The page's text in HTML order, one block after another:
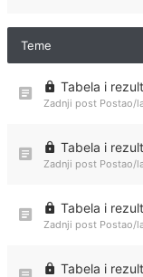
Teme
Tabela i
Zadnji post Postao/
Tabela i
Zadnji post Postao/
Tabela i
Zadnji post Postao/
Tabela i